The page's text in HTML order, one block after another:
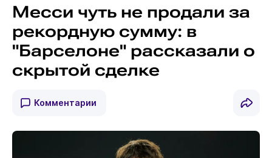
Месси чуть не продали за
рекордную сумму: в
"Барселоне" рассказали о
скрытой сделке
Комментарии